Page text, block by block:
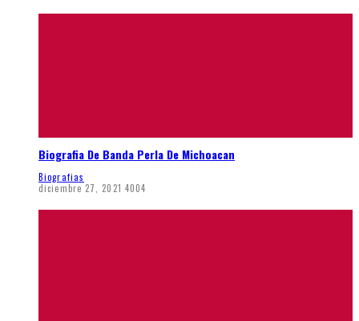
Biografia De Banda Perla De Michoacan
Biografias
diciembre 27, 2021 4004